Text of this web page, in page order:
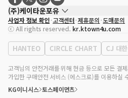
(주)케이타운포유
대표자
송효민
사업자등록번호
120-87-71116
통신판매업 신고번호 제2011-서울강남-02223
대표전화
02-552-9855
사업자 정보 확인 고객센터 제휴문의 도매문의
ⓒ All rights reserved. kr.ktown4u.com
HANTEO CIRCLE CHART CJ 대
고객님의 안전거래를 위해 현금 등으로 모든 결
가입한 구매안전 서비스 (에스크로)를 이용하실
KG이니시스 토스페이먼츠